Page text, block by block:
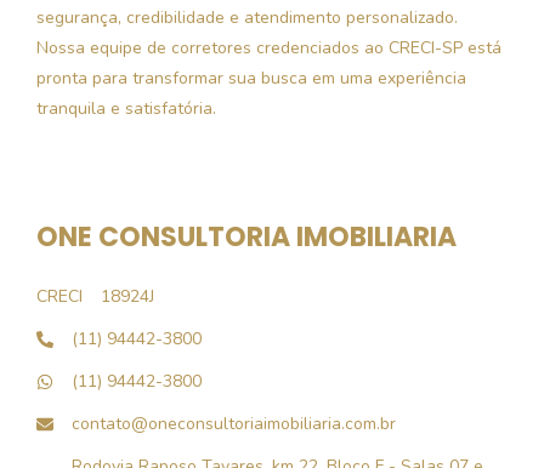
segurança, credibilidade e atendimento personalizado.
Nossa equipe de corretores credenciados ao CRECI-SP está
pronta para transformar sua busca em uma experiência
tranquila e satisfatória.
ONE CONSULTORIA IMOBILIARIA
CRECI
18924J
(11) 94442-3800
(11) 94442-3800
contato@oneconsultoriaimobiliaria.com.br